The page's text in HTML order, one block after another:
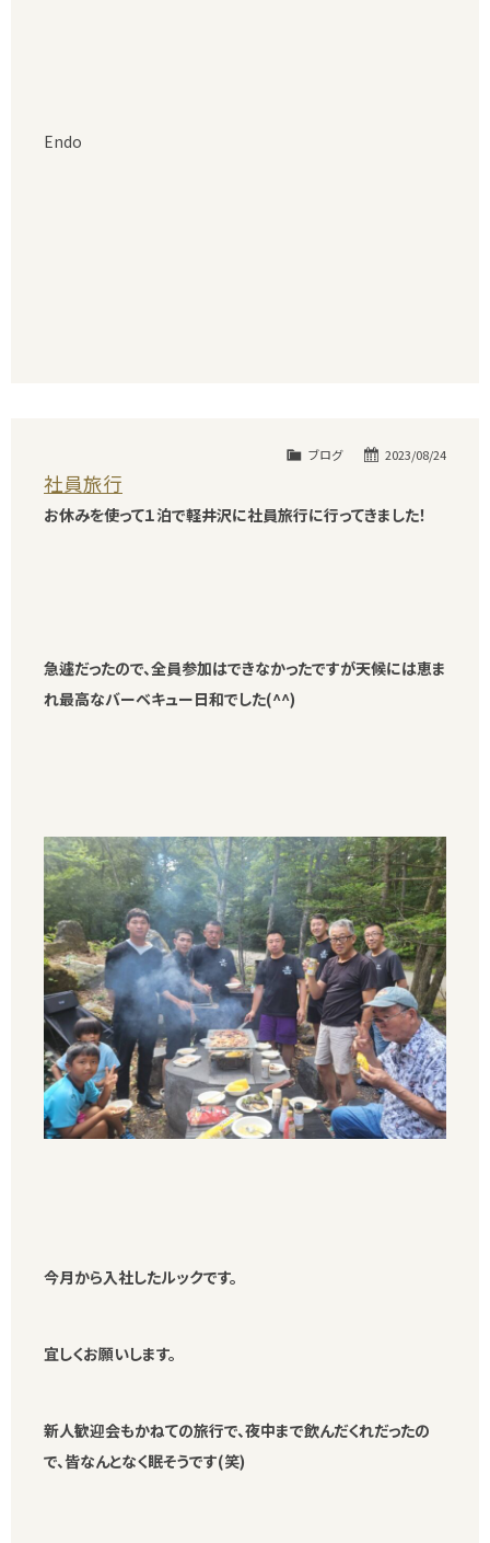
Endo
2023/08/24
ブログ
社員旅行
お休みを使って１泊で軽井沢に社員旅行に行ってきました！
急遽だったので、全員参加はできなかったですが天候には恵ま
れ最高なバーベキュー日和でした(^^)
今月から入社したルックです。
宜しくお願いします。
新人歓迎会もかねての旅行で、夜中まで飲んだくれだったの
で、皆なんとなく眠そうです(笑)